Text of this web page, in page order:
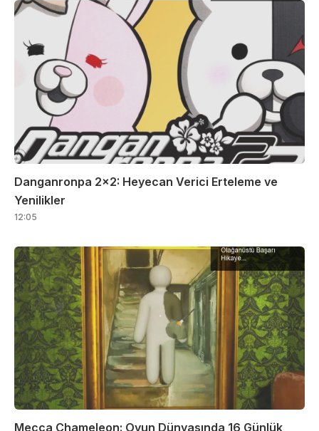
Danganronpa 2×2: Heyecan Verici Erteleme ve
Yenilikler
12:05
Mecca Chameleon: Oyun Dünyasında 16 Günlük